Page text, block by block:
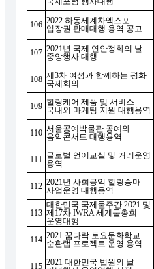
106 2022 하동세계차엑스포
입장권 판매대행 용역 공고
107 2021년 국제 연안정화의 날
중앙행사 대행
108 제 3차 여성과 함께하는 평화
국제회의
109 힐링케어 제품 및 서비스
국내외 마케팅 지원 대행용역
110 서울공예박물관 공예와
음악콘서트 대행용역
111 글로벌 언어교실 및 거리운영
용역
112 2021년 사회공익 힐링승마
사업운영 대행용역
113
대한민국 국제물주간 2021 및
제 17차 IWRA세계물총회
운영대행
114 2021 꿈다락 토요문화학교
순환랩 프로젝트 운영 용역
115 2021 대한민국 법원의 날